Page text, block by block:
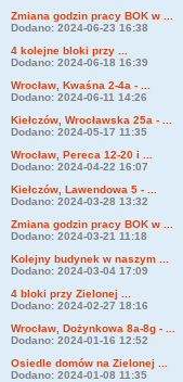
Zmiana godzin pracy BOK w ...
Dodano: 2024-06-23 16:38
4 kolejne bloki przy ...
Dodano: 2024-06-18 16:39
Wrocław, Kwaśna 2-4a - ...
Dodano: 2024-06-11 14:26
Kiełczów, Wrocławska 25a - ...
Dodano: 2024-05-17 11:35
Wrocław, Pereca 12-20 i ...
Dodano: 2024-04-22 16:07
Kiełczów, Lawendowa 5 - ...
Dodano: 2024-03-28 13:32
Zmiana godzin pracy BOK w ...
Dodano: 2024-03-21 11:18
Kolejny budynek w naszym ...
Dodano: 2024-03-04 17:09
4 bloki przy Zielonej ...
Dodano: 2024-02-27 18:16
Wrocław, Dożynkowa 8a-8g - ...
Dodano: 2024-01-16 12:52
Osiedle domów na Zielonej ...
Dodano: 2024-01-08 11:35